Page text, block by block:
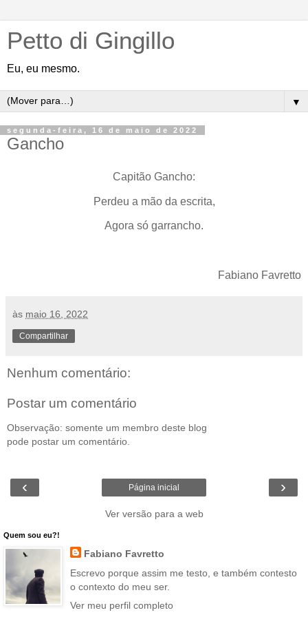
Petto di Gingillo
Eu, eu mesmo.
▼
segunda-feira, 16 de maio de 2022
Gancho
Capitão Gancho:
Perdeu a mão da escrita,
Agora só garrancho.
Fabiano Favretto
às maio 16, 2022
Compartilhar
Nenhum comentário:
Postar um comentário
Observação: somente um membro deste blog
pode postar um comentário.
‹ ›
Página inicial
Ver versão para a web
Quem sou eu?!
Fabiano Favretto
Escrevo porque assim me testo, e também contesto
o contexto do meu ser.
Ver meu perfil completo